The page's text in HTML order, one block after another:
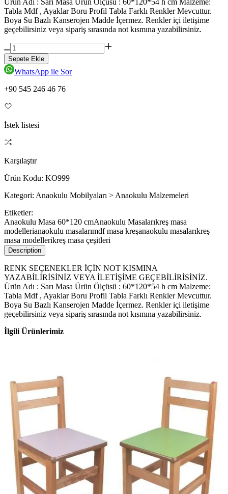
Ürün Adı : Sarı Masa Ürün Ölçüsü : 60*120*54 h cm Malzeme:
Tabla Mdf , Ayaklar Boru Profil Tabla Farklı Renkler Mevcuttur.
Boya Su Bazlı Kanserojen Madde İçermez. Renkler içi iletişime
geçebilirsiniz veya sipariş sırasında not kısmına yazabilirsiniz.
Sepete Ekle
WhatsApp ile Sor
+90 545 246 46 76
İstek listesi
Karşılaştır
Ürün Kodu: KO999
Kategori: Anaokulu Mobilyaları > Anaokulu Malzemeleri
Etiketler:
Anaokulu Masa 60*120 cmAnaokulu Masalarıkreş masa
modellerianaokulu masalarımdf masa kreşanaokulu masalarıkreş
masa modellerikreş masa çeşitleri
Description
RENK SEÇENEKLER İÇİN NOT KISMINA
YAZABİLİRİSİNİZ VEYA İLETİŞİME GEÇEBİLİRİSİNİZ.
Ürün Adı : Sarı Masa Ürün Ölçüsü : 60*120*54 h cm Malzeme:
Tabla Mdf , Ayaklar Boru Profil Tabla Farklı Renkler Mevcuttur.
Boya Su Bazlı Kanserojen Madde İçermez. Renkler içi iletişime
geçebilirsiniz veya sipariş sırasında not kısmına yazabilirsiniz.
İlgili Ürünlerimiz